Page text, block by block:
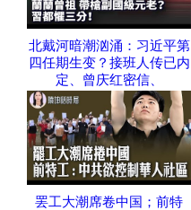
北戴河暗潮汹涌：习近平第
四任期生变？接班人传已内
定、曾庆红密信、
罢工大潮席卷中国；前特